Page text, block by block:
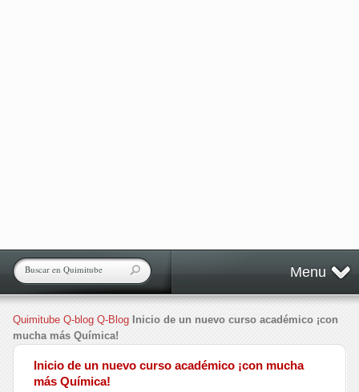
Menu
Quimitube Q-blog Q-Blog Inicio de un nuevo curso académico ¡con
mucha más Química!
Inicio de un nuevo curso académico ¡con mucha
más Química!